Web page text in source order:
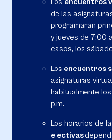
Los encuentros
de las
programarán
y jueves de 7:00
casos, los
Los encuentros
asignaturas
habitualmente
p.m.
Los horarios de
electivas